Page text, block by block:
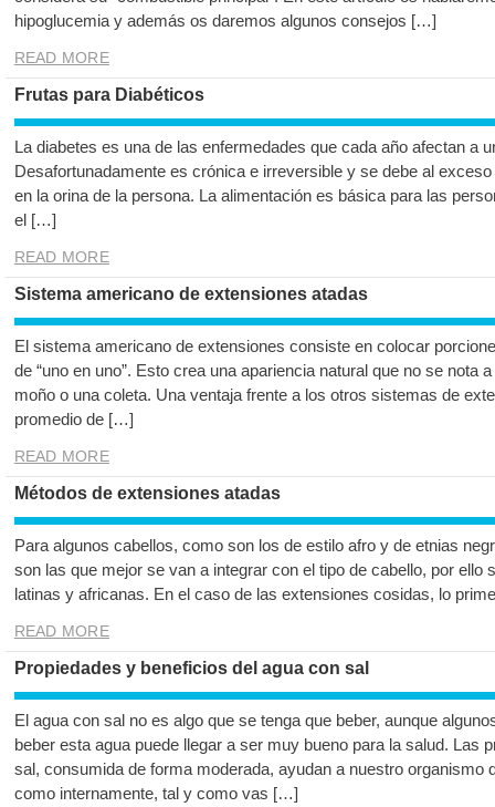
hipoglucemia y además os daremos algunos consejos […]
READ MORE
Frutas para Diabéticos
La diabetes es una de las enfermedades que cada año afectan a
Desafortunadamente es crónica e irreversible y se debe al
en la orina de la persona. La alimentación es básica para las
el […]
READ MORE
Sistema americano de extensiones atadas
El sistema americano de extensiones consiste en colocar
de “uno en uno”. Esto crea una apariencia natural que no se nota
moño o una coleta. Una ventaja frente a los otros sistemas de
promedio de […]
READ MORE
Métodos de extensiones atadas
Para algunos cabellos, como son los de estilo afro y de etnias
son las que mejor se van a integrar con el tipo de cabello, por ello
latinas y africanas. En el caso de las extensiones cosidas, lo
READ MORE
Propiedades y beneficios del agua con sal
El agua con sal no es algo que se tenga que beber, aunque
beber esta agua puede llegar a ser muy bueno para la salud. Las
sal, consumida de forma moderada, ayudan a nuestro organismo
como internamente, tal y como vas […]